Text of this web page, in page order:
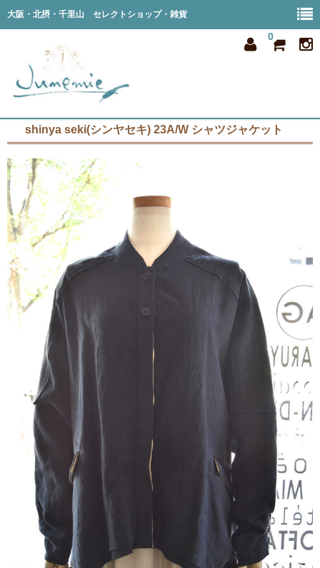
大阪・北摂・千里山 セレクトショップ・雑貨
0
all item
member
order
privacy
shop info
contact
shinya seki(シンヤセキ) 23A/W シャツジャケット